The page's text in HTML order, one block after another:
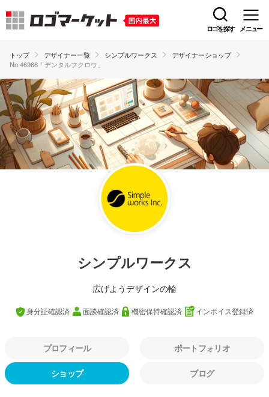
ロゴを探す メニュー
トップ デザイナー一覧 シンプルワークス
デザイナーショップ
No.46986「デンタルフクロウ」
シンプルワークス
広げようデザインの輪
身分証確認済 面談確認済 機密保持確認済 インボイス登録済
プロフィール ポートフォリオ
ショップ ブログ